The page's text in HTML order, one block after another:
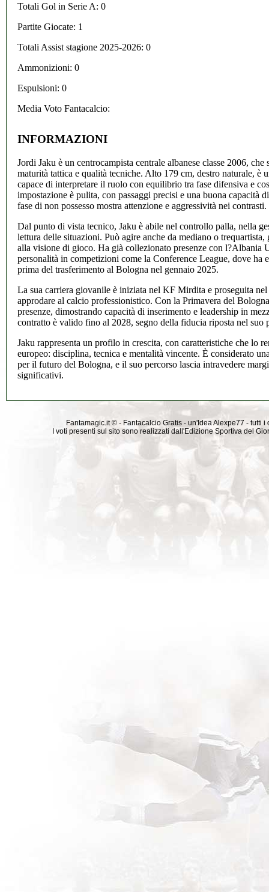
Totali Gol in Serie A: 0
Partite Giocate: 1
Totali Assist stagione 2025-2026: 0
Ammonizioni: 0
Espulsioni: 0
Media Voto Fantacalcio:
INFORMAZIONI
Jordi Jaku è un centrocampista centrale albanese classe 2006, che
maturità tattica e qualità tecniche. Alto 179 cm, destro naturale, è
capace di interpretare il ruolo con equilibrio tra fase difensiva e
impostazione è pulita, con passaggi precisi e una buona capacità
fase di non possesso mostra attenzione e aggressività nei contrasti.
Dal punto di vista tecnico, Jaku è abile nel controllo palla, nella
lettura delle situazioni. Può agire anche da mediano o trequartista,
alla visione di gioco. Ha già collezionato presenze con l?Albania
personalità in competizioni come la Conference League, dove ha
prima del trasferimento al Bologna nel gennaio 2025.
La sua carriera giovanile è iniziata nel KF Mirdita e proseguita
approdare al calcio professionistico. Con la Primavera del
presenze, dimostrando capacità di inserimento e leadership in
contratto è valido fino al 2028, segno della fiducia riposta nel suo
Jaku rappresenta un profilo in crescita, con caratteristiche che lo
europeo: disciplina, tecnica e mentalità vincente. È considerato
per il futuro del Bologna, e il suo percorso lascia intravedere
significativi.
Fantamagic.it © - Fantacalcio Gratis - un'Idea Alexpe77 -
I voti presenti sul sito sono realizzati dall'Edizione Sportiva del